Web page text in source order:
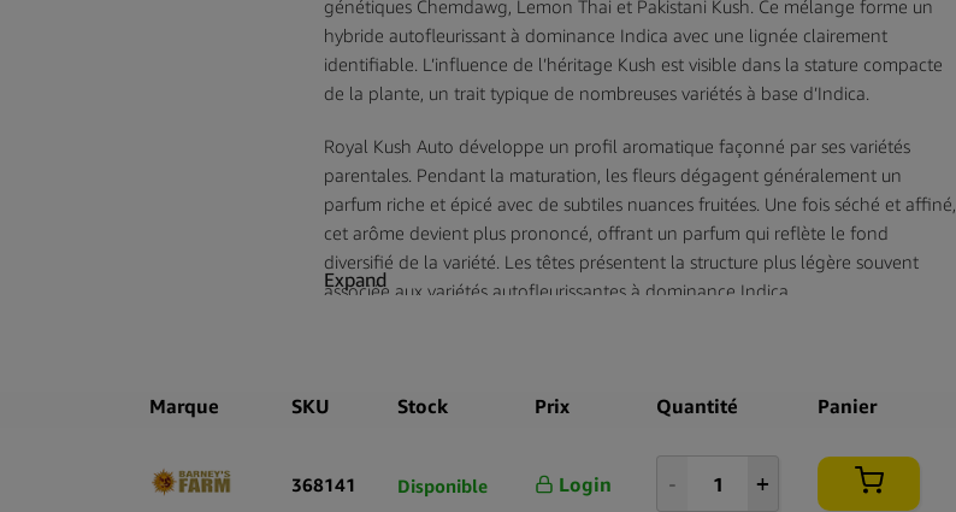
génétiques Chemdawg, Lemon Thai et Pakistani Kush. Ce mélange forme un
hybride autofleurissant à dominance Indica avec une lignée clairement
identifiable. L’influence de l’héritage Kush est visible dans la stature compacte
de la plante, un trait typique de nombreuses variétés à base d’Indica.
Royal Kush Auto développe un profil aromatique façonné par ses variétés
parentales. Pendant la maturation, les fleurs dégagent généralement un
parfum riche et épicé avec de subtiles nuances fruitées. Une fois séché et affiné,
cet arôme devient plus prononcé, offrant un parfum qui reflète le fond
diversifié de la variété. Les têtes présentent la structure plus légère souvent
associée aux variétés autofleurissantes à dominance Indica.
caractéristique de floraison automatique héritée de la génétique Ruderalis.
variété représente une option hybride qui met en évidence les influences
classiques de Kush dans un format autofleurissant.
Expand
Marque SKU Stock Prix Quantité Panier
368141 Disponible Login